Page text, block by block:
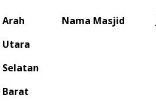
Arah Nama Masjid
Utara
Selatan
Barat